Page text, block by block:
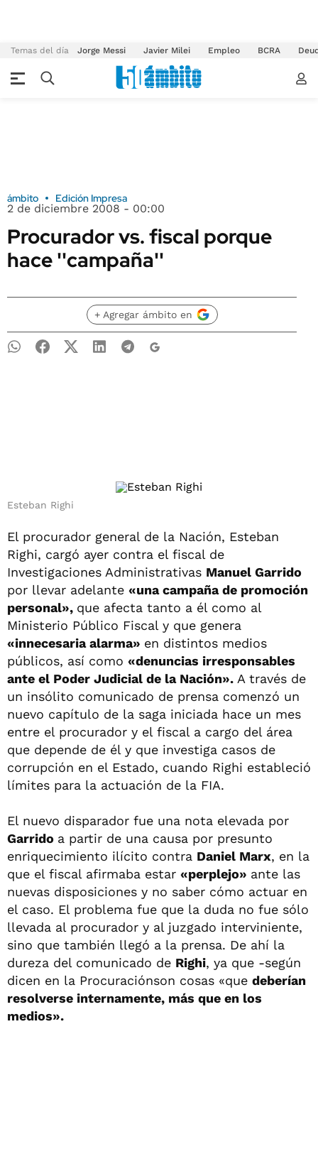
Temas del día Jorge Messi Javier Milei Empleo BCRA
ámbito Edición Impresa
2 de diciembre 2008 - 00:00
Procurador vs. fiscal porque
hace ''campaña''
+ Agregar ámbito en
Esteban Righi
El procurador general de la Nación, Esteban
Righi, cargó ayer contra el fiscal de
Investigaciones Administrativas Manuel Garrido
por llevar adelante «una campaña de promoción
personal», que afecta tanto a él como al
Ministerio Público Fiscal y que genera
«innecesaria alarma» en distintos medios
públicos, así como «denuncias irresponsables
ante el Poder Judicial de la Nación». A través de
un insólito comunicado de prensa comenzó un
nuevo capítulo de la saga iniciada hace un mes
entre el procurador y el fiscal a cargo del área
que depende de él y que investiga casos de
corrupción en el Estado, cuando Righi estableció
límites para la actuación de la FIA.
El nuevo disparador fue una nota elevada por
Garrido a partir de una causa por presunto
enriquecimiento ilícito contra Daniel Marx, en la
que el fiscal afirmaba estar «perplejo» ante las
nuevas disposiciones y no saber cómo actuar en
el caso. El problema fue que la duda no fue sólo
llevada al procurador y al juzgado interviniente,
sino que también llegó a la prensa. De ahí la
dureza del comunicado de Righi, ya que -según
dicen en la Procuraciónson cosas «que deberían
resolverse internamente, más que en los
medios».